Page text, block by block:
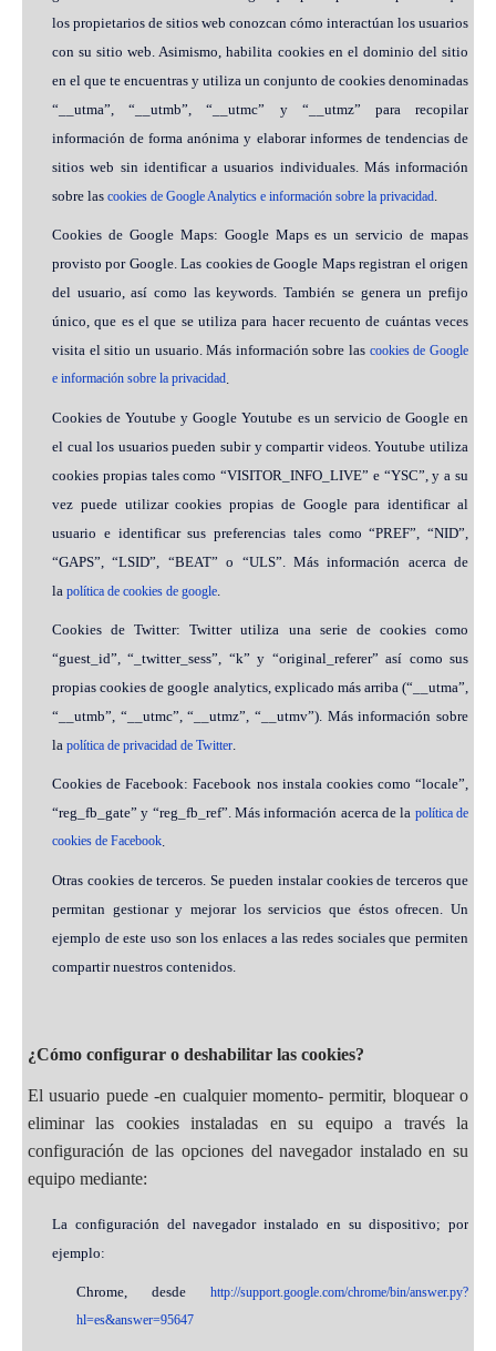
los propietarios de sitios web conozcan cómo interactúan los usuarios
con su sitio web. Asimismo, habilita cookies en el dominio del sitio
en el que te encuentras y utiliza un conjunto de cookies denominadas
“__utma”, “__utmb”, “__utmc” y “__utmz” para recopilar
información de forma anónima y elaborar informes de tendencias de
sitios web sin identificar a usuarios individuales. Más información
sobre las cookies de Google Analytics e información sobre la privacidad.
Cookies de Google Maps: Google Maps es un servicio de mapas
provisto por Google. Las cookies de Google Maps registran el origen
del usuario, así como las keywords. También se genera un prefijo
único, que es el que se utiliza para hacer recuento de cuántas veces
visita el sitio un usuario. Más información sobre las cookies de Google
e información sobre la privacidad.
Cookies de Youtube y Google Youtube es un servicio de Google en
el cual los usuarios pueden subir y compartir videos. Youtube utiliza
cookies propias tales como “VISITOR_INFO_LIVE” e “YSC”, y a su
vez puede utilizar cookies propias de Google para identificar al
usuario e identificar sus preferencias tales como “PREF”, “NID”,
“GAPS”, “LSID”, “BEAT” o “ULS”. Más información acerca de
la política de cookies de google.
Cookies de Twitter: Twitter utiliza una serie de cookies como
“guest_id”, “_twitter_sess”, “k” y “original_referer” así como sus
propias cookies de google analytics, explicado más arriba (“__utma”,
“__utmb”, “__utmc”, “__utmz”, “__utmv”). Más información sobre
la política de privacidad de Twitter.
Cookies de Facebook: Facebook nos instala cookies como “locale”,
“reg_fb_gate” y “reg_fb_ref”. Más información acerca de la política de
cookies de Facebook.
Otras cookies de terceros. Se pueden instalar cookies de terceros que
permitan gestionar y mejorar los servicios que éstos ofrecen. Un
ejemplo de este uso son los enlaces a las redes sociales que permiten
compartir nuestros contenidos.
¿Cómo configurar o deshabilitar las cookies?
El usuario puede -en cualquier momento- permitir, bloquear o
eliminar las cookies instaladas en su equipo a través la
configuración de las opciones del navegador instalado en su
equipo mediante:
La configuración del navegador instalado en su dispositivo; por
ejemplo:
Chrome, desde http://support.google.com/chrome/bin/answer.py?
hl=es&answer=95647